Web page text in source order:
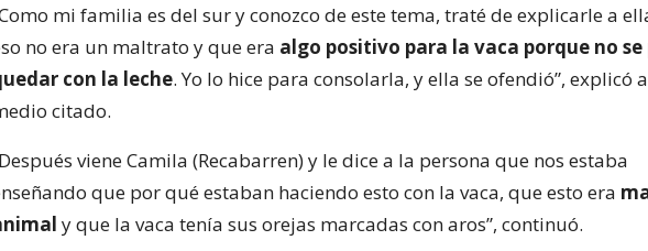
mi familia es del sur y conozco de este tema, traté de explicarle a
no era un maltrato y que era algo positivo para la vaca porque no se
con la leche. Yo lo hice para consolarla, y ella se ofendió”, explicó
citado.
viene Camila (Recabarren) y le dice a la persona que nos estaba
que por qué estaban haciendo esto con la vaca, que esto era
y que la vaca tenía sus orejas marcadas con aros”, continuó.